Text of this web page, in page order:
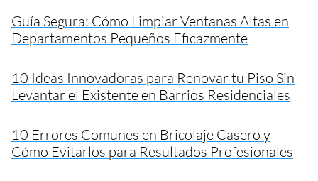
Guía Segura: Cómo Limpiar Ventanas Altas en
Departamentos Pequeños Eficazmente
10 Ideas Innovadoras para Renovar tu Piso Sin
Levantar el Existente en Barrios Residenciales
10 Errores Comunes en Bricolaje Casero y
Cómo Evitarlos para Resultados Profesionales